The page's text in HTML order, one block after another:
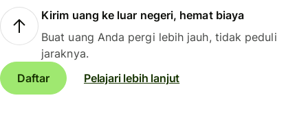
Kirim uang ke luar negeri, hemat biaya
Buat uang Anda pergi lebih jauh, tidak peduli
jaraknya.
Daftar
Pelajari lebih lanjut